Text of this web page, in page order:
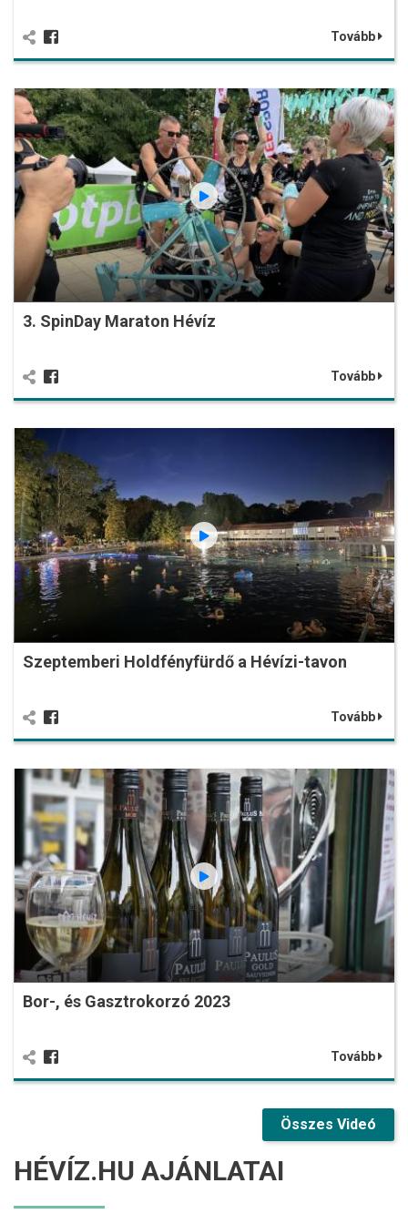
Tovább
3. SpinDay Maraton Hévíz
Tovább
Szeptemberi Holdfényfürdő a Hévízi-tavon
Tovább
Bor-, és Gasztrokorzó 2023
Tovább
Összes Videó
HÉVÍZ.HU AJÁNLATAI